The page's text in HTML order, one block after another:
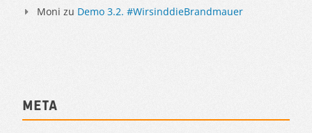
Moni zu Demo 3.2. #WirsinddieBrandmauer
Meta